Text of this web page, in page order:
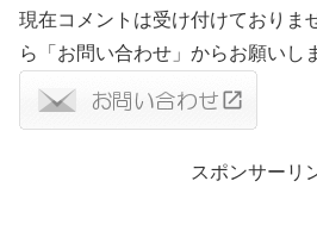
現在コメントは受け付けておりま
ら「お問い合わせ」からお願いし
スポンサーリ